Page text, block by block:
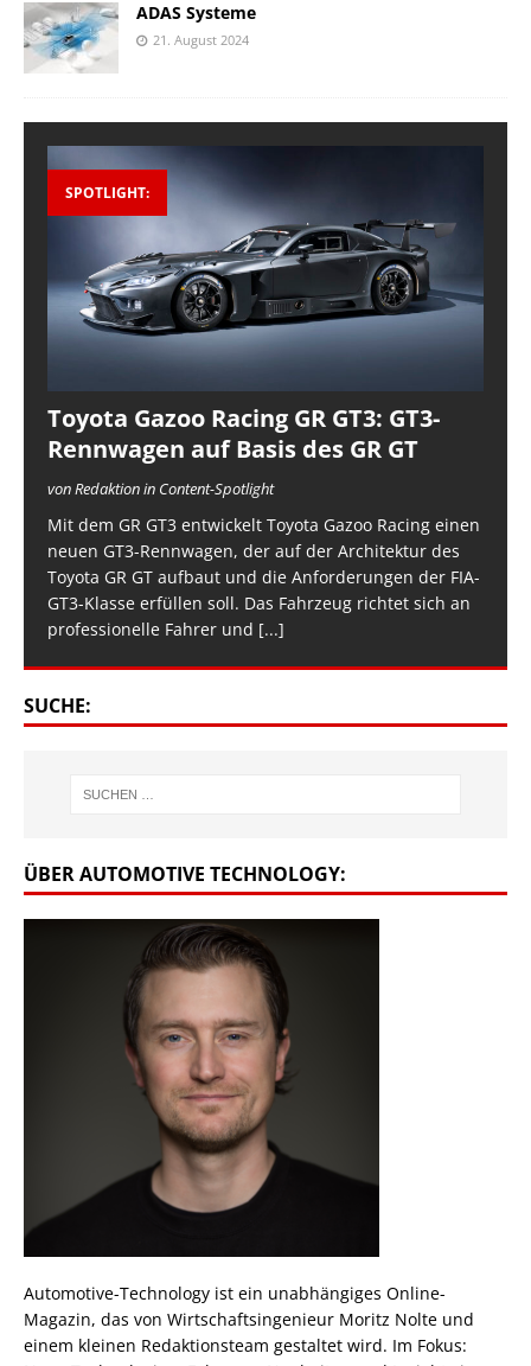
ADAS Systeme
21. August 2024
SPOTLIGHT:
Toyota Gazoo Racing GR GT3: GT3-
Rennwagen auf Basis des GR GT
von Redaktion in Content-Spotlight
Mit dem GR GT3 entwickelt Toyota Gazoo Racing einen
neuen GT3-Rennwagen, der auf der Architektur des
Toyota GR GT aufbaut und die Anforderungen der FIA-
GT3-Klasse erfüllen soll. Das Fahrzeug richtet sich an
professionelle Fahrer und [...]
SUCHE:
ÜBER AUTOMOTIVE TECHNOLOGY:
Automotive-Technology ist ein unabhängiges Online-
Magazin, das von Wirtschaftsingenieur Moritz Nolte und
einem kleinen Redaktionsteam gestaltet wird. Im Fokus: